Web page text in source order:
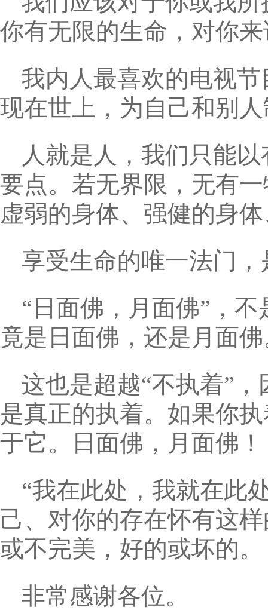
你有无限的生命，对你
我内人最喜欢的电视
现在世上，为自己和别
人就是人，我们只能
要点。若无界限，无有
虚弱的身体、强健的身
享受生命的唯一法门
“日面佛，月面佛”，
竟是日面佛，还是月面
这也是超越“不执着”
是真正的执着。如果你
于它。日面佛，月面佛！
“我在此处，我就在此
己、对你的存在怀有这
或不完美，好的或坏的。
非常感谢各位。